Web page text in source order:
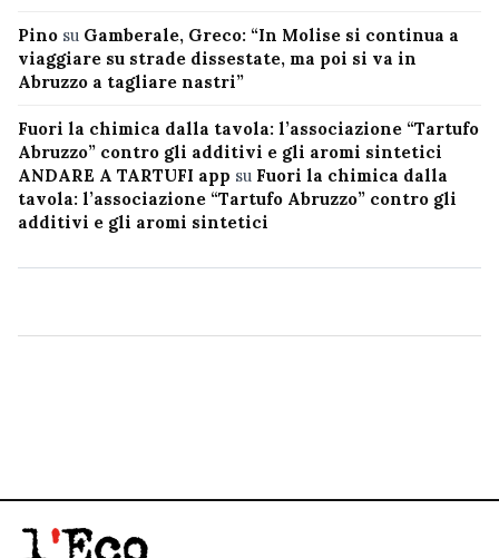
Pino su Gamberale, Greco: “In Molise si continua a
viaggiare su strade dissestate, ma poi si va in
Abruzzo a tagliare nastri”
Fuori la chimica dalla tavola: l’associazione “Tartufo
Abruzzo” contro gli additivi e gli aromi sintetici
ANDARE A TARTUFI app su Fuori la chimica dalla
tavola: l’associazione “Tartufo Abruzzo” contro gli
additivi e gli aromi sintetici